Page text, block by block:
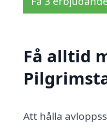
Få alltid
Att hålla